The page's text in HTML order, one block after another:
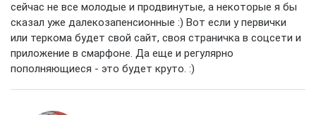
сейчас не все молодые и продвинутые, а некоторые я бы
сказал уже далекозапенсионные :) Вот если у первички
или теркома будет свой сайт, своя страничка в соцсети и
приложение в смарфоне. Да еще и регулярно
пополняющиеся - это будет круто. :)